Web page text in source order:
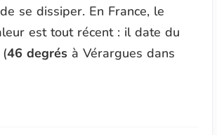
se dissiper. En France, le
est tout récent : il date du
(46 degrésà Vérargues dans